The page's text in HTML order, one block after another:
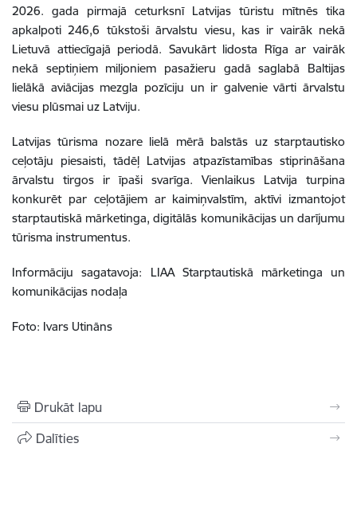
2026. gada pirmajā ceturksnī Latvijas tūristu mītnēs tika
apkalpoti 246,6 tūkstoši ārvalstu viesu, kas ir vairāk nekā
Lietuvā attiecīgajā periodā. Savukārt lidosta Rīga ar vairāk
nekā septiņiem miljoniem pasažieru gadā saglabā Baltijas
lielākā aviācijas mezgla pozīciju un ir galvenie vārti ārvalstu
viesu plūsmai uz Latviju.
Latvijas tūrisma nozare lielā mērā balstās uz starptautisko
ceļotāju piesaisti, tādēļ Latvijas atpazīstamības stiprināšana
ārvalstu tirgos ir īpaši svarīga. Vienlaikus Latvija turpina
konkurēt par ceļotājiem ar kaimiņvalstīm, aktīvi izmantojot
starptautiskā mārketinga, digitālās komunikācijas un darījumu
tūrisma instrumentus.
Informāciju sagatavoja:
LIAA Starptautiskā mārketinga un
komunikācijas nodaļa
Foto: Ivars Utināns
Drukāt lapu
Dalīties